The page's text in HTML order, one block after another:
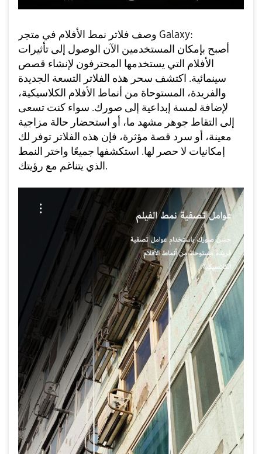
وصف فلاتر نمط الأفلام في متجر Galaxy:
أصبح بإمكان المستخدمين الآن الوصول إلى تأثيرات
الأفلام التي يستخدمها المحترفون لإنشاء قصص
سينمائية. اكتشف سحر هذه الفلاتر التسعة الجديدة
والفريدة، المستوحاة من أنماط الأفلام الكلاسيكية،
لإضافة لمسة إبداعية إلى صورك. سواء كنت تسعى
إلى التقاط جوهر مشهد ما، أو استحضار حالة مزاجية
معينة، أو سرد قصة مؤثرة، فإن هذه الفلاتر توفر لك
إمكانيات لا حصر لها. استكشفها جميعًا واختر النمط
الذي يتناغم مع رؤيتك.